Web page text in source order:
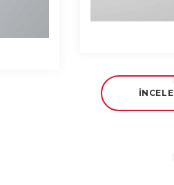
İNCELE